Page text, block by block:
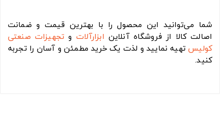
شما می‌توانید این محصول را با بهترین قیمت و ضمانت
اصالت کالا از فروشگاه آنلاین ابزارآلات وتجهیزات صنعتی
کولیستهیه نمایید و لذت یک خرید مطمئن و آسان را تجربه
کنید.